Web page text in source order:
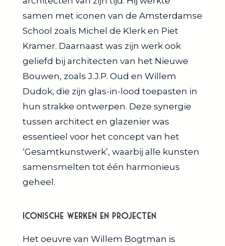
samen met iconen van de Amsterdamse
School zoals Michel de Klerk en Piet
Kramer. Daarnaast was zijn werk ook
geliefd bij architecten van het Nieuwe
Bouwen, zoals J.J.P. Oud en Willem
Dudok, die zijn glas-in-lood toepasten in
hun strakke ontwerpen. Deze synergie
tussen architect en glazenier was
essentieel voor het concept van het
‘Gesamtkunstwerk’, waarbij alle kunsten
samensmelten tot één harmonieus
geheel.
Iconische Werken en Projecten
Het oeuvre van Willem Bogtman is